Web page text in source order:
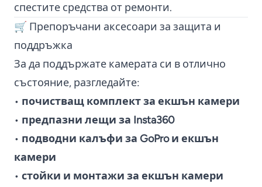
спестите средства от ремонти.
🛒 Препоръчани аксесоари за защита и
поддръжка
За да поддържате камерата си в отлично
състояние, разгледайте:
• почистващ комплект за екшън камери
• предпазни лещи за Insta360
• подводни калъфи за GoPro и екшън
камери
• стойки и монтажи за екшън камери